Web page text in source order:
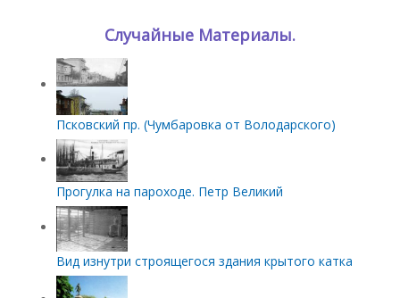
Случайные Материалы.
Псковский пр. (Чумбаровка от Володарского)
Прогулка на пароходе. Петр Великий
Вид изнутри строящегося здания крытого катка